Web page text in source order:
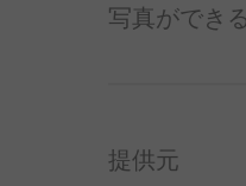
写真ができ
提供元